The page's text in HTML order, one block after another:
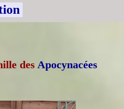
des Apocynacées